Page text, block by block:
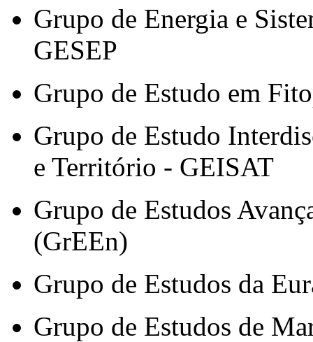
Grupo de Energia e
GESEP
Grupo de Estudo em
Grupo de Estudo
e Território - GEISAT
Grupo de Estudos
(GrEEn)
Grupo de Estudos da
Grupo de Estudos de